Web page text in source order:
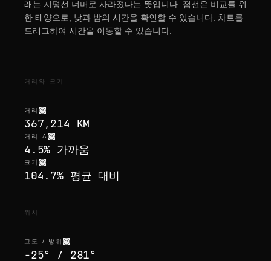
래는 지평선 너머로 사라졌다는 뜻입니다. 점선은 비교를 위
한 태양으로, 낮과 밤의 시간을 확인할 수 있습니다. 차트를
드래그하여 시간을 이동할 수 있습니다.
거리와 크기
거리
367,214 KM
거리 Δ
4.5% 가까움
크기
104.7% 평균 대비
위치
고도 / 방위
-25° / 281°